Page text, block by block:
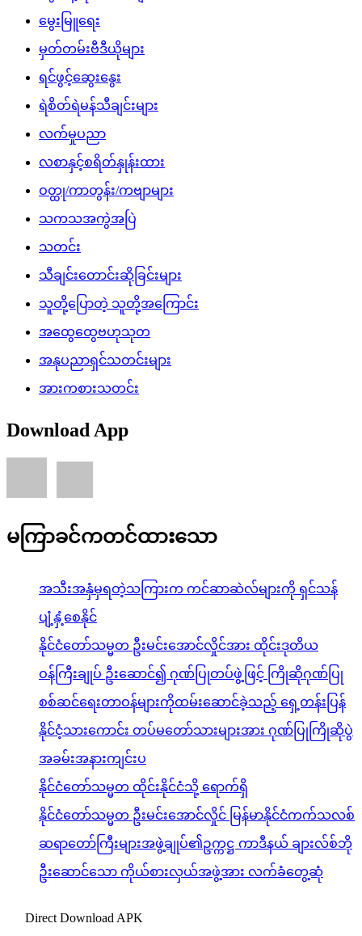
မွေးမြူရေး
မှတ်တမ်းဗီဒီယိုများ
ရင်ဖွင့်ဆွေးနွေး
ရဲစိတ်ရဲမန်သီချင်းများ
လက်မှုပညာ
လစာနှင့်စရိတ်နှုန်းထား
ဝတ္ထု/ကာတွန်း/ကဗျာများ
သကသအကွဲအပြဲ
သတင်း
သီချင်းတောင်းဆိုခြင်းများ
သူတို့ပြောတဲ့ သူတို့အကြောင်း
အထွေထွေဗဟုသုတ
အနုပညာရှင်သတင်းများ
အားကစားသတင်း
Download App
မကြာခင်ကတင်ထားသော
အသီးအနှံမှရတဲ့သကြားက ကင်ဆာဆဲလ်များကို ရှင်သန်
ပျံ့နှံ့စေနိုင်
နိုင်ငံတော်သမ္မတ ဦးမင်းအောင်လှိုင်အား ထိုင်းဒုတိယ
ဝန်ကြီးချုပ် ဦးဆောင်၍ ဂုဏ်ပြုတပ်ဖွဲ့ဖြင့် ကြိုဆိုဂုဏ်ပြု
စစ်ဆင်ရေးတာဝန်များကိုထမ်းဆောင်ခဲ့သည့် ရှေ့တန်းပြန်
နိုင်ငံ့သားကောင်း တပ်မတော်သားများအား ဂုဏ်ပြုကြိုဆိုပွဲ
အခမ်းအနားကျင်းပ
နိုင်ငံတော်သမ္မတ ထိုင်းနိုင်ငံသို့ ရောက်ရှိ
နိုင်ငံတော်သမ္မတ ဦးမင်းအောင်လှိုင် မြန်မာနိုင်ငံကက်သလစ်
ဆရာတော်ကြီးများအဖွဲ့ချုပ်၏ဥက္ကဋ္ဌ ကာဒီနယ် ချားလ်စ်ဘို
ဦးဆောင်သော ကိုယ်စားလှယ်အဖွဲ့အား လက်ခံတွေ့ဆုံ
Direct Download APK